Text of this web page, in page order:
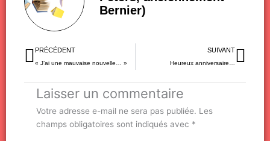
Bernier)
Précédent
PRÉCÉDENT
« J’ai une mauvaise nouvelle… »
SUIVANT
Heureux anniversaire…
Laisser un commentaire
Votre adresse e-mail ne sera pas publiée. Les
champs obligatoires sont indiqués avec *